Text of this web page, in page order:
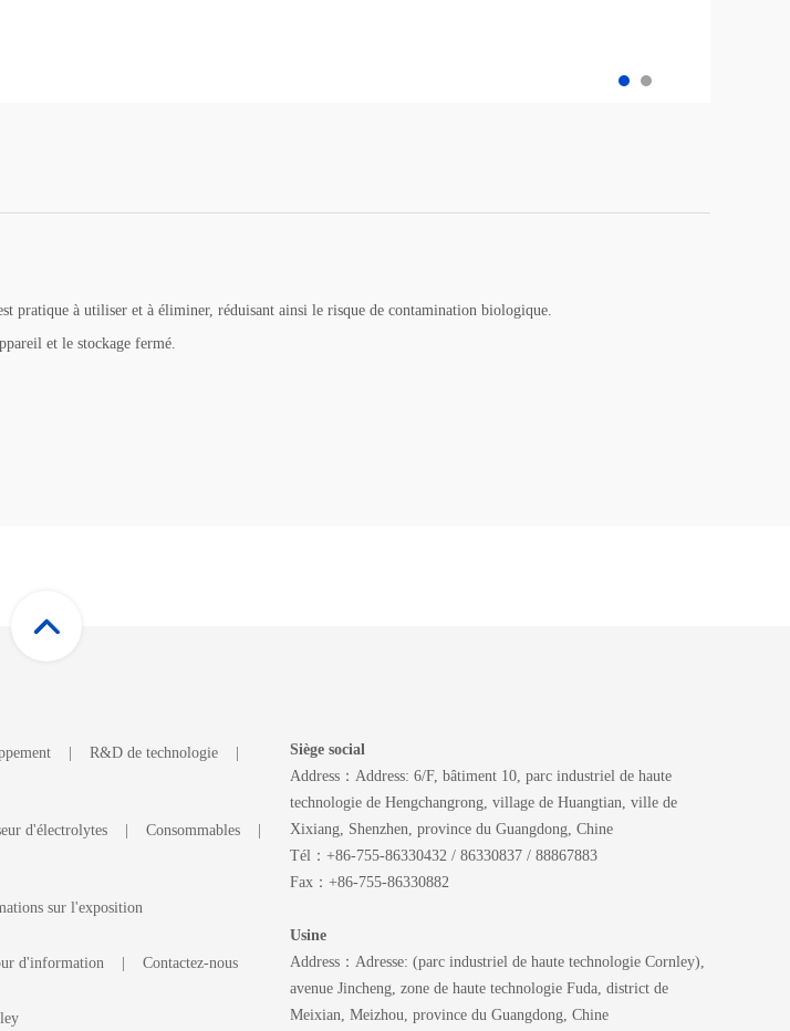
pratique à utiliser et à éliminer, réduisant ainsi le risque de contamination biologique.
et le stockage fermé.
Siège social
Address：Address: 6/F, bâtiment 10, parc industriel de haute
technologie de Hengchangrong, village de Huangtian, ville de
Xixiang, Shenzhen, province du Guangdong, Chine
Tél：+86-755-86330432 / 86330837 / 88867883
Fax：+86-755-86330882
Usine
Address：Adresse: (parc industriel de haute technologie Cornley),
avenue Jincheng, zone de haute technologie Fuda, district de
Meixian, Meizhou, province du Guangdong, Chine
R&D de technologie
d'électrolytes Consommables
sur l'exposition
d'information Contactez-nous